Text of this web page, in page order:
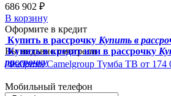
686 902 ₽
В корзину
Оформите в кредит
Купить в рассрочку Купить в
Купить в кредит или в рассрочку
рассрочку
Вы недавно смотрели
Фабрика Camelgroup Тумба ТВ от 174
Мобильный телефон